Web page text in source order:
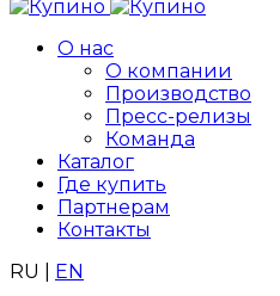
О нас
О компании
Производство
Пресс-релизы
Команда
Каталог
Где купить
Партнерам
Контакты
RU
EN